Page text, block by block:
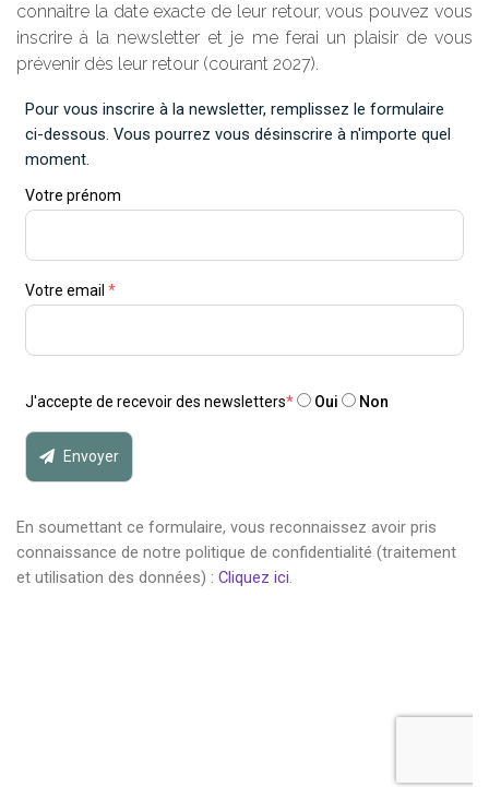
connaitre la date exacte de leur retour, vous pouvez vous
inscrire à la newsletter et je me ferai un plaisir de vous
prévenir dès leur retour (courant 2027).